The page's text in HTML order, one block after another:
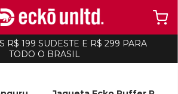
R$ 199 SUDESTE E R$ 299 PARA
TODO O BRASIL